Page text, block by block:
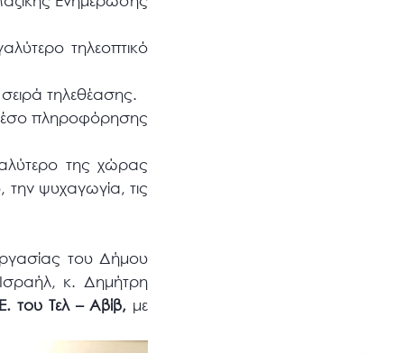
τηλεοπτικό
τηλεθέασης.
πληροφόρησης
της χώρας
την ψυχαγωγία, τις
του Δήμου
κ. Δημήτρη
του Τελ – Αβίβ, με